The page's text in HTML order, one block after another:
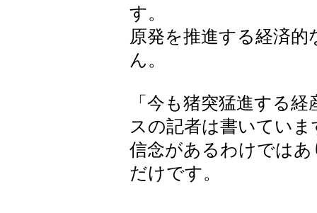
す。
原発を推進する経済
ん。
「今も猪突猛進する
スの記者は書いてい
信念があるわけでは
だけです。